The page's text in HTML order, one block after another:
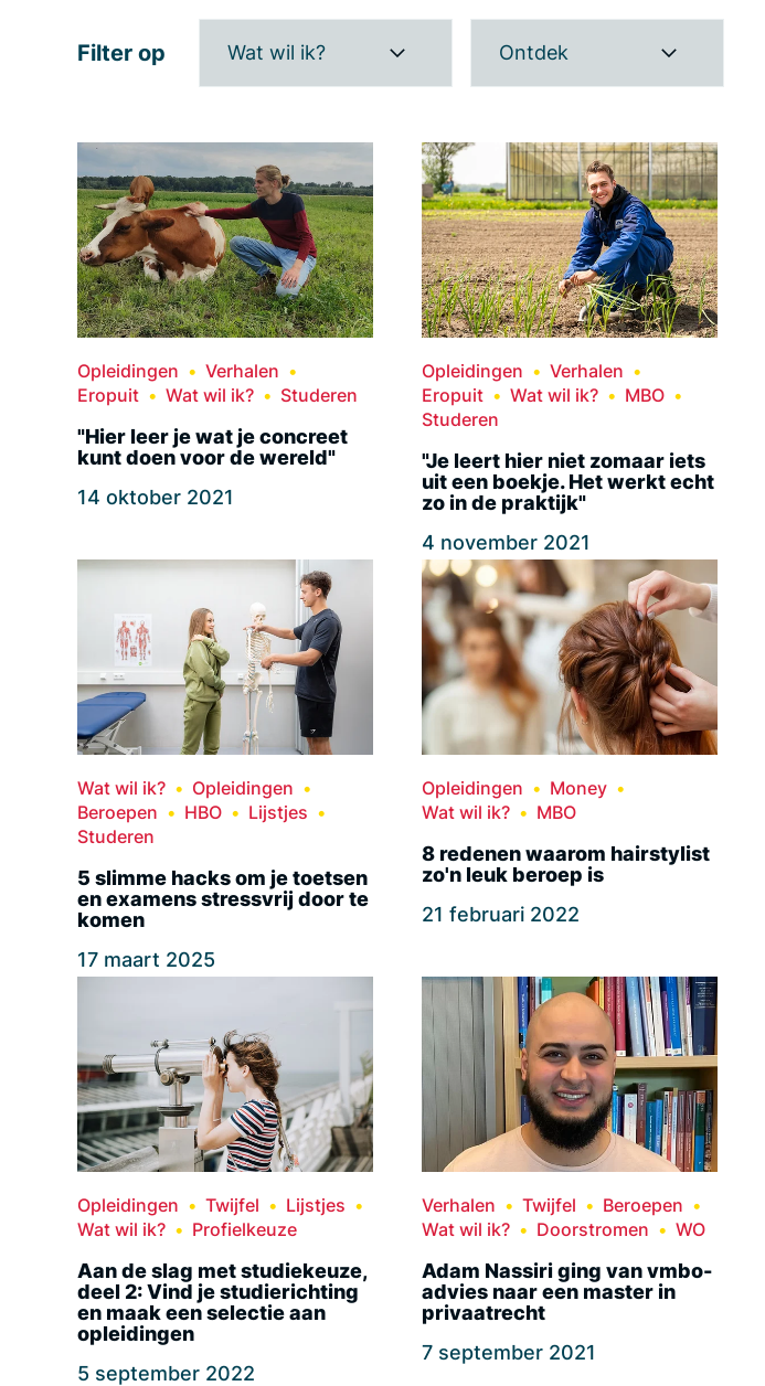
Filter op Wat wil ik? Ontdek
Opleidingen
Verhalen
Eropuit
Wat wil ik? Studeren
"Hier leer je wat je concreet
kunt doen voor de wereld"
14 oktober 2021
Opleidingen
Verhalen
Eropuit
Wat wil ik?
MBO
Studeren
"Je leert hier niet zomaar iets
uit een boekje. Het werkt echt
zo in de praktijk"
4 november 2021
Wat wil ik?
Opleidingen
Beroepen
HBO
Lijstjes
Studeren
5 slimme hacks om je toetsen
en examens stressvrij door te
komen
17 maart 2025
Opleidingen
Money
Wat wil ik?
MBO
8 redenen waarom hairstylist
zo'n leuk beroep is
21 februari 2022
Opleidingen Twijfel
Lijstjes
Wat wil ik?
Profielkeuze
Aan de slag met studiekeuze,
deel 2: Vind je studierichting
en maak een selectie aan
opleidingen
5 september 2022
Verhalen Twijfel
Beroepen
Wat wil ik?
Doorstromen WO
Adam Nassiri ging van vmbo-
advies naar een master in
privaatrecht
7 september 2021